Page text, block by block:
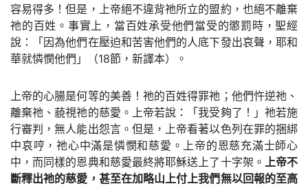
容易得多！但是，上帝絕不違背祂所立的盟約，也絕不離棄
祂的百姓。事實上，當百姓承受他們當受的懲罰時，聖經
說：「因為他們在壓迫和苦害他們的人底下發出哀聲，耶和
華就憐憫他們」（18節，新譯本）。
上帝的心腸是何等的美善！祂的百姓得罪祂；他們忤逆祂、
離棄祂、藐視祂的慈愛。上帝若說：「我受夠了！」祂若施
行審判，無人能出怨言。但是，上帝看著以色列在罪的捆綁
中哀哼，祂心中滿是憐憫和慈愛。上帝的恩慈充滿士師心
中，而同樣的恩典和慈愛最終將耶穌送上了十字架。 上帝不
斷釋出祂的慈愛，甚至在加略山上付上我們無以回報的至高